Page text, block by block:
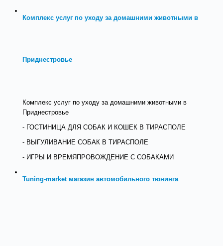
Комплекс услуг по уходу за домашними животными в
Приднестровье
Комплекс услуг по уходу за домашними животными в
Приднестровье
- ГОСТИНИЦА ДЛЯ СОБАК И КОШЕК В ТИРАСПОЛЕ
- ВЫГУЛИВАНИЕ СОБАК В ТИРАСПОЛЕ
- ИГРЫ И ВРЕМЯПРОВОЖДЕНИЕ С СОБАКАМИ
Tuning-market магазин автомобильного тюнинга